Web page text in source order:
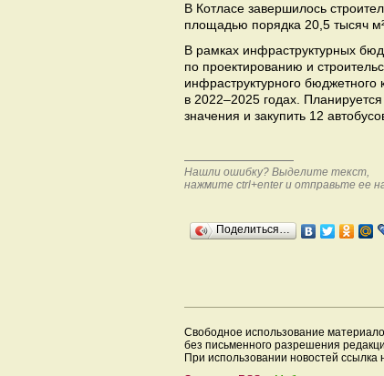
В Котласе завершилось
площадью порядка 20,5 тысяч
В рамках инфраструктурных
по проектированию и
инфраструктурного бюджетного
в 2022–2025 годах.
значения и закупить 12
Нашли ошибку? Выделите текст,
нажмите ctrl+enter и отправьте ее
Поделиться…
Свободное использование
без письменного разрешения
При использовании новостей ссылка